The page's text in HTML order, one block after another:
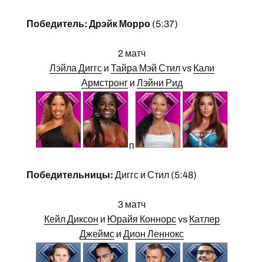
Победитель: Дрэйк Морро(5:37)
2 матч
Лэйла Диггси Тайра Мэй Стилvs Кали
Армстронги Лэйни Рид
п
Победительницы: Диггс и Стил (5:48)
3 матч
Кейл Диксон и Юрайя Коннорсvs Катлер
Джеймс иДион Леннокс